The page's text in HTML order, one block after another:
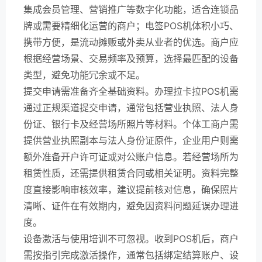
集成会员管理、营销推广等数字化功能，适合连锁品
牌或需要精细化运营的商户；电签POS机体积小巧、
携带方便，是流动摊贩或外卖从业者的优选。商户应
根据经营场景、交易频率及预算，选择最匹配的设备
类型，避免功能冗余或不足。
提交申请需准备齐全基础资料。办理拉卡拉POS机需
通过正规渠道提交申请，通常包括营业执照、法人身
份证、银行卡及经营场所照片等材料。个体工商户需
提供营业执照副本与法人身份证原件，企业用户则需
额外准备开户许可证或对公账户信息。若经营场所为
租赁性质，还需提供租赁合同或相关证明。资料完整
度直接影响审核效率，建议提前核对信息，确保照片
清晰、证件在有效期内，避免因资料问题延误办理进
度。
设备激活与使用培训不可忽视。收到POS机后，商户
需按指引完成激活操作，通常包括绑定结算账户、设